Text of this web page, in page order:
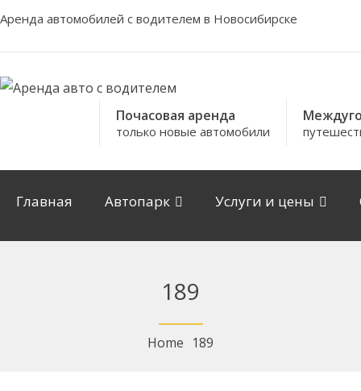
Аренда автомобилей с водителем в Новосибирске
Почасовая аренда
только новые автомобили
Главная Автопарк Услуги и цены
189
Home 189